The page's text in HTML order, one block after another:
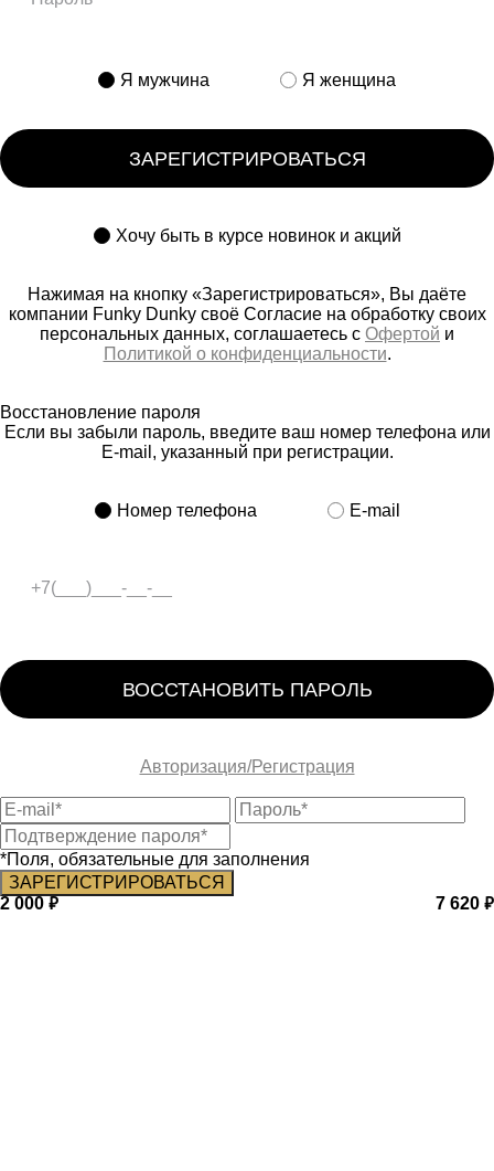
2 000 7 620
Я мужчина Я женщина
ЗАРЕГИСТРИРОВАТЬСЯ
Хочу быть в курсе новинок и акций
Нажимая на кнопку «Зарегистрироваться», Вы даёте
компании Funky Dunky своё Согласие на обработку своих
персональных данных, соглашаетесь с Офертой и
Политикой о конфиденциальности.
Восстановление пароля
Если вы забыли пароль, введите ваш номер телефона или
E-mail, указанный при регистрации.
Номер телефона E-mail
ВОССТАНОВИТЬ ПАРОЛЬ
Авторизация/Регистрация
*Поля, обязательные для заполнения